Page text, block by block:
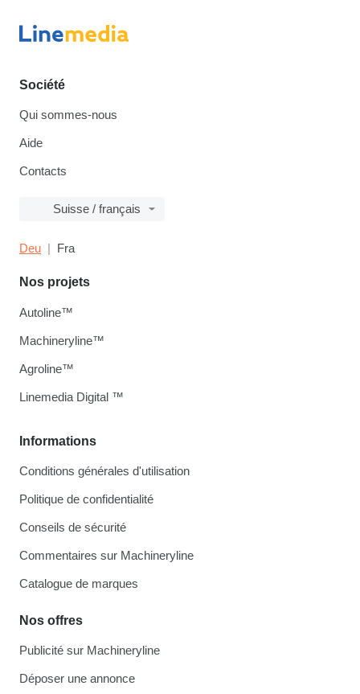
Société
Qui sommes-nous
Aide
Contacts
Suisse / français
Deu Fra
Informations
Conditions générales d'utilisation
Politique de confidentialité
Conseils de sécurité
Commentaires sur Machineryline
Catalogue de marques
Nos offres
Publicité sur Machineryline
Déposer une annonce
Nos projets
Autoline™
Machineryline™
Agroline™
Linemedia Digital ™